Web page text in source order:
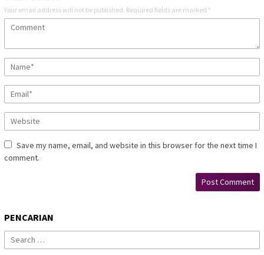
Your email address will not be published. Required fields are marked *
Save my name, email, and website in this browser for the next time I
comment.
PENCARIAN
Search
for: